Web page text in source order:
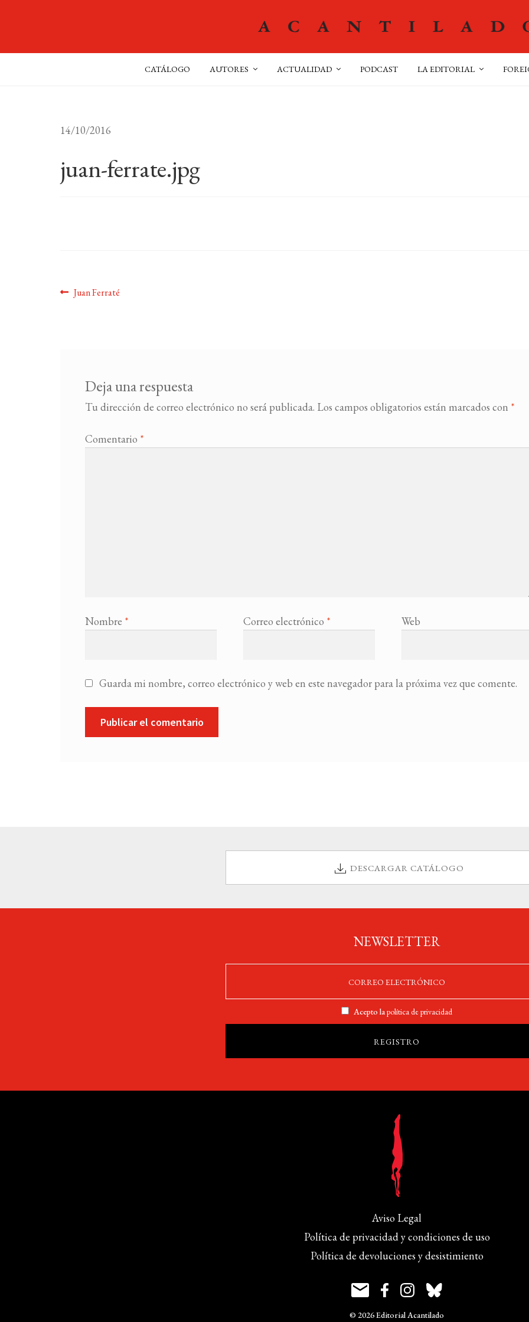
CATÁLOGO AUTORES ACTUALIDAD PODCAST LA EDITORIAL
14/10/2016
juan-ferrate.jpg
Navegación
Anterior:
Juan Ferraté
Deja una respuesta
Tu dirección de correo electrónico no será publicada. Los campos obligatorios están marcados con *
Comentario *
Nombre * Correo electrónico * Web
Guarda mi nombre, correo electrónico y web en este navegador para la próxima vez que comente.
DESCARGAR CATÁLOGO
NEWSLETTER
Acepto lapolítica de privacidad
Aviso Legal
Política de privacidad y condiciones de uso
Política de devoluciones y desistimiento
© 2026 Editorial Acantilado